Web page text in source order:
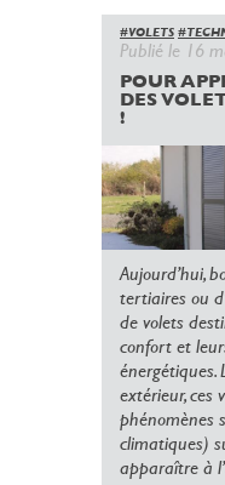
#VOLETS
Publié le 16
POUR
DES
!
Aujourd’hui,
tertiaires ou
de volets
confort et
énergétiques.
extérieur, ces
phénomènes
climatiques)
apparaître à